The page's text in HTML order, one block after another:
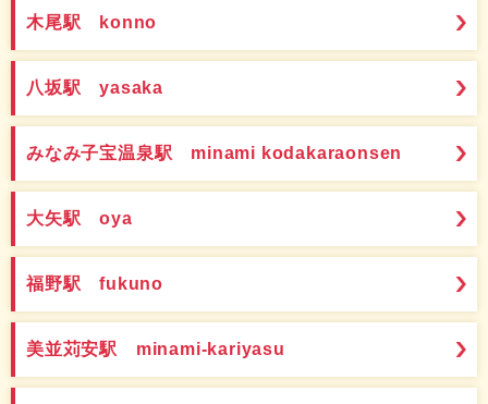
木尾駅 konno
八坂駅 yasaka
みなみ子宝温泉駅 minami kodakaraonsen
大矢駅 oya
福野駅 fukuno
美並苅安駅 minami-kariyasu